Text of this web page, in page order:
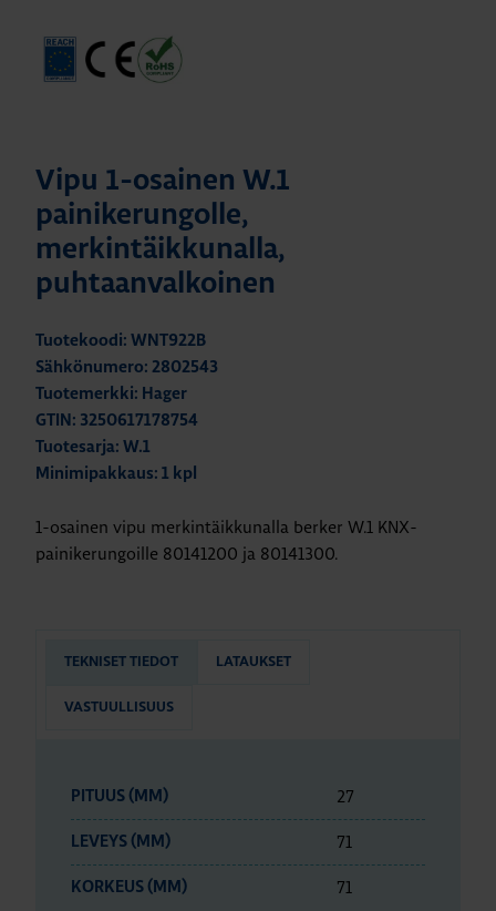
Vipu 1-osainen W.1
painikerungolle,
merkintäikkunalla,
puhtaanvalkoinen
Tuotekoodi: WNT922B
Sähkönumero: 2802543
Tuotemerkki: Hager
GTIN: 3250617178754
Tuotesarja: W.1
Minimipakkaus: 1 kpl
1-osainen vipu merkintäikkunalla berker W.1 KNX-
painikerungoille 80141200 ja 80141300.
TEKNISET TIEDOT LATAUKSET
VASTUULLISUUS
PITUUS (MM) 27
LEVEYS (MM) 71
KORKEUS (MM) 71